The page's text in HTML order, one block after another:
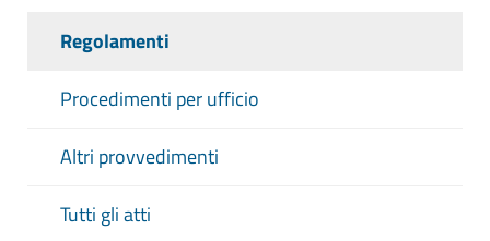
Regolamenti
Procedimenti per ufficio
Altri provvedimenti
Tutti gli atti